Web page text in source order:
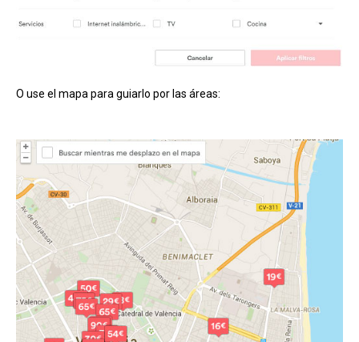
O use el mapa para guiarlo por las áreas: